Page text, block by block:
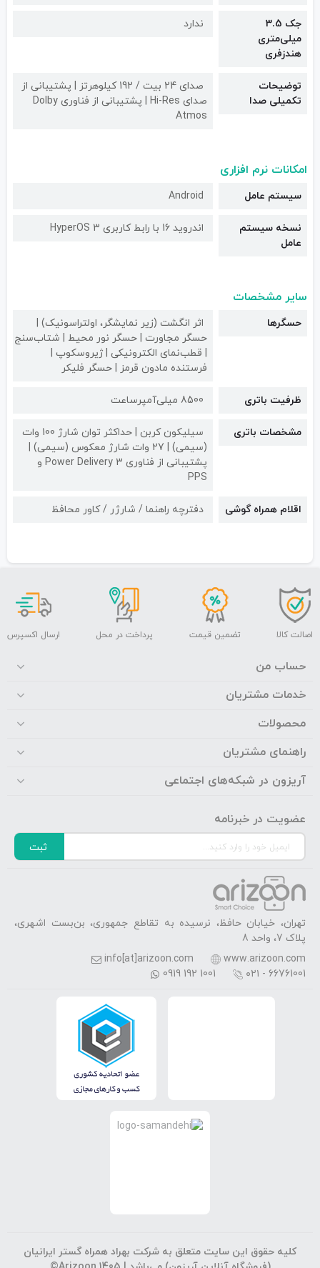
جک 3.5
میلی‌متری
هندزفری
ندارد
توضیحات
تکمیلی صدا
صدای 24 بیت / 192 کیلوهرتز | پشتیبانی از
صدای Hi-Res | پشتیبانی از فناوری Dolby
Atmos
امکانات نرم افزاری
سیستم عامل Android
نسخه سیستم
عامل
اندروید 16 با رابط کاربری HyperOS 3
سایر مشخصات
حسگرها
اثر انگشت (زیر نمایشگر، اولتراسونیک) |
حسگر مجاورت | حسگر نور محیط | شتاب‌سنج
| قطب‌نمای الکترونیکی | ژیروسکوپ |
فرستنده مادون قرمز | حسگر فلیکر
ظرفیت باتری 8500 میلی‌آمپرساعت
مشخصات باتری
سیلیکون کربن | حداکثر توان شارژ 100 وات
(سیمی) | 27 وات شارژ معکوس (سیمی) |
پشتیبانی از فناوری Power Delivery 3 و
PPS
اقلام همراه گوشی دفترچه راهنما / شارژر / کاور محافظ
اصالت کالا تضمین قیمت پرداخت در محل ارسال اکسپرس
حساب من
خدمات مشتریان
محصولات
راهنمای مشتریان
آریزون در شبکه‌های اجتماعی
عضویت در خبرنامه
ثبت
تهران، خیابان حافظ، نرسیده به تقاطع جمهوری، بن‌بست اشهری،
پلاک 7، واحد 8
www.arizoon.com
info[at]arizoon.com
۰۲۱ - 66761001
0919 192 1001
کلیه حقوق این سایت متعلق به شرکت بهراد همراه گستر ایرانیان